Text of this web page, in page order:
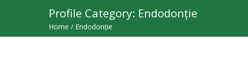
Profile Category: Endodonție
Home / Endodonție